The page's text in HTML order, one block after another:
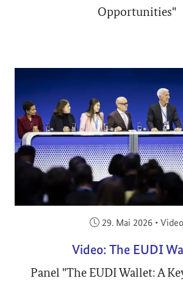
Opportunities"
Veröffentlicht am:
29. Mai 2026 • Video
Video: The EUDI
Panel "The EUDI Wallet: A